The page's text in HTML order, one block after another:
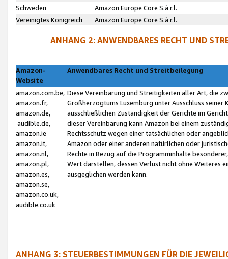
Schweden
Amazon Europe Core S.à r.l.
Vereinigtes Königreich
Amazon Europe Core S.à r.l.
ANHANG 2: ANWENDBARES RECHT UND
Amazon-
Website
Anwendbares Recht und Streitbeilegung
amazon.com.be,
amazon.fr,
amazon.de,
audible.de,
amazon.ie
amazon.it,
amazon.nl,
amazon.pl,
amazon.es,
amazon.se,
amazon.co.uk,
audible.co.uk
Diese Vereinbarung und Streitigkeiten aller Art, die
Großherzogtums Luxemburg unter Ausschluss
ausschließlichen Zuständigkeit der Gerichte im
dieser Vereinbarung kann Amazon bei einem
Rechtsschutz wegen einer tatsächlichen oder
Amazon oder einer anderen natürlichen oder
Rechte in Bezug auf die Programminhalte
Wert darstellen, dessen Verlust nicht ohne Weiteres
ausgeglichen werden kann.
ANHANG 3: STEUERBESTIMMUNGEN FÜR DIE